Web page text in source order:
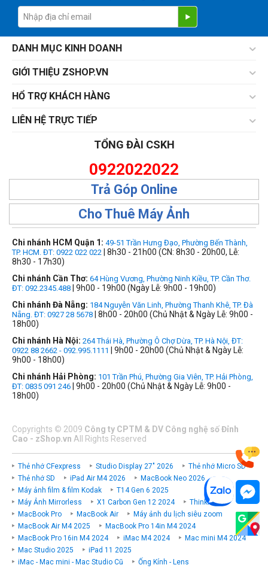
DANH MỤC KINH DOANH
GIỚI THIỆU ZSHOP.VN
HỔ TRỢ KHÁCH HÀNG
LIÊN HỆ TRỰC TIẾP
TỔNG ĐÀI CSKH
0922022022
Trả Góp Online
Cho Thuê Máy Ảnh
Chi nhánh HCM Quận 1: 49-51 Trần Hưng Đạo, Phường Bến Thành,
TP. HCM. ĐT: 0922 022 022 | 8h30 - 21h00 (CN: 8h30 - 20h00, Lễ:
8h30 - 17h30)
Chi nhánh Cần Thơ: 64 Hùng Vương, Phường Ninh Kiều, TP. Cần Thơ.
ĐT: 092.2345.488 | 9h00 - 19h00 (Ngày Lễ: 9h00 - 19h00)
Chi nhánh Đà Nẵng: 184 Nguyễn Văn Linh, Phường Thanh Khê, TP. Đà
Nẵng. ĐT: 0927 28 5678 | 8h00 - 20h00 (Chủ Nhật & Ngày Lễ: 9h00 -
18h00)
Chi nhánh Hà Nội: 264 Thái Hà, Phường Ô Chợ Dừa, TP. Hà Nội, ĐT:
0922 88 2662 - 092.995.1111
| 9h00 - 20h00 (Chủ Nhật & Ngày Lễ:
9h00 - 18h00)
Chi nhánh Hải Phòng: 101 Trần Phú, Phường Gia Viên, TP. Hải Phòng,
ĐT: 0835 091 246 | 9h00 - 20h00 (Chủ Nhật & Ngày Lễ: 9h00 -
18h00)
Copyrights © 2009 Công ty CPTM & DV Công nghệ số Đỉnh
Cao - zShop.vn All Rights Reserved
Thẻ nhớ CFexpress Studio Display 27" 2026
Thẻ nhớ Micro SD
Thẻ nhớ SD
iPad Air M4 2026
MacBook Neo 2026
Máy ảnh film & film Kodak
T14 Gen 6 2025
Máy Ảnh Mirrorless
X1 Carbon Gen 12 2024
ThinkPad P
MacBook Pro
MacBook Air
Máy ảnh du lịch siêu zoom
MacBook Air M4 2025
MacBook Pro 14in M4 2024
MacBook Pro 16in M4 2024
iMac M4 2024
Mac mini M4 2024
Mac Studio 2025
iPad 11 2025
iMac - Mac mini - Mac Studio Cũ
Ống Kính - Lens